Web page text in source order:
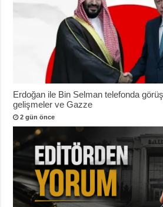
Erdoğan ile Bin Selman telefonda
gelişmeler ve Gazze
2 gün önce